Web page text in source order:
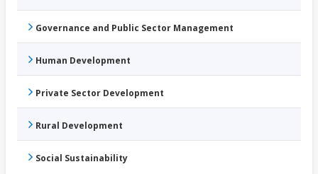
Governance and Public Sector Management
Human Development
Private Sector Development
Rural Development
Social Sustainability